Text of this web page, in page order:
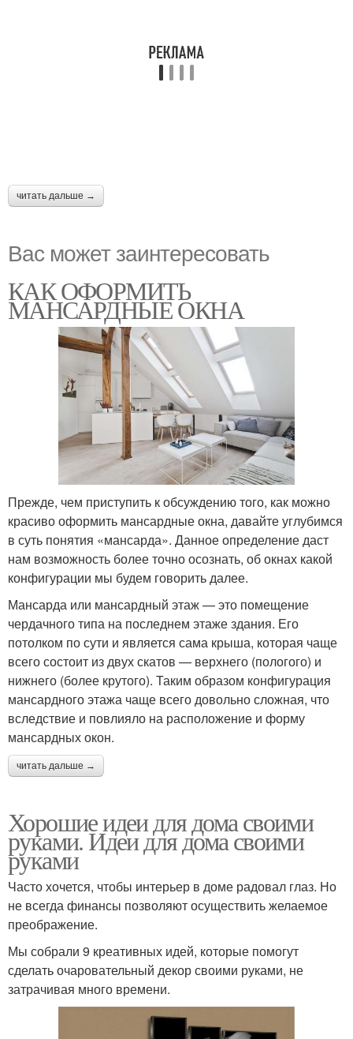
читать дальше →
Вас может заинтересовать
КАК ОФОРМИТЬ
МАНСАРДНЫЕ ОКНА
Прежде, чем приступить к обсуждению того, как можно
красиво оформить мансардные окна, давайте углубимся
в суть понятия «мансарда». Данное определение даст
нам возможность более точно осознать, об окнах какой
конфигурации мы будем говорить далее.
Мансарда или мансардный этаж — это помещение
чердачного типа на последнем этаже здания. Его
потолком по сути и является сама крыша, которая чаще
всего состоит из двух скатов — верхнего (пологого) и
нижнего (более крутого). Таким образом конфигурация
мансардного этажа чаще всего довольно сложная, что
вследствие и повлияло на расположение и форму
мансардных окон.
читать дальше →
Хорошие идеи для дома своими
руками. Идеи для дома своими
руками
Часто хочется, чтобы интерьер в доме радовал глаз. Но
не всегда финансы позволяют осуществить желаемое
преображение.
Мы собрали 9 креативных идей, которые помогут
сделать очаровательный декор своими руками, не
затрачивая много времени.